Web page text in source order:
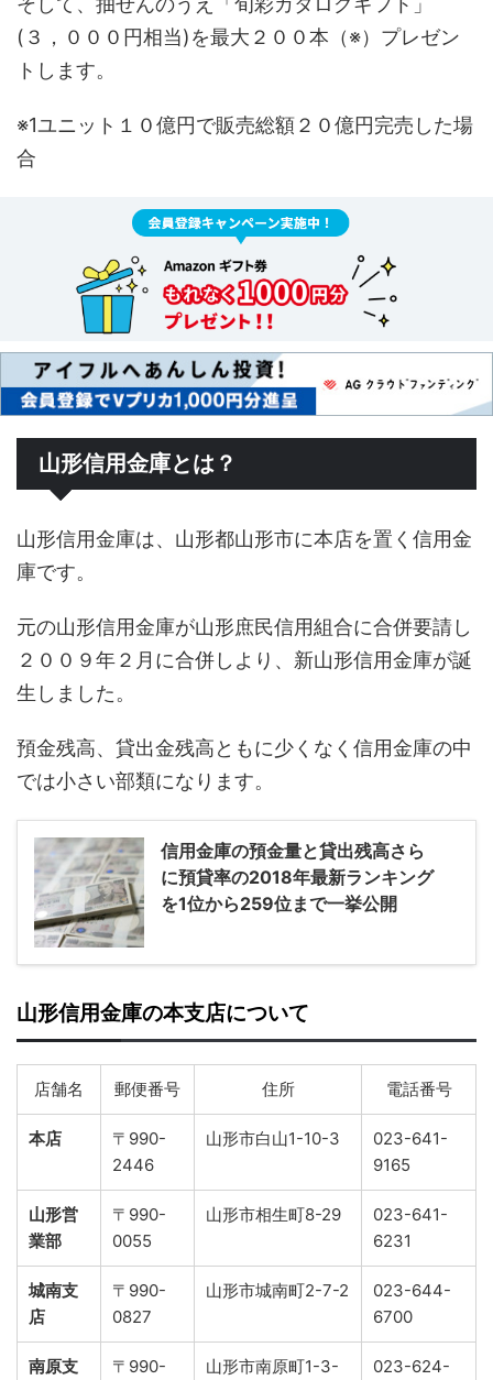
(３，０００円相当)を最大２００本（※）プレゼン
トします。
※1ユニット１０億円で販売総額２０億円完売した場
合
山形信用金庫とは？
山形信用金庫は、山形都山形市に本店を置く信用金
庫です。
元の山形信用金庫が山形庶民信用組合に合併要請し
２００９年２月に合併しより、新山形信用金庫が誕
生しました。
預金残高、貸出金残高ともに少くなく信用金庫の中
では小さい部類になります。
信用金庫の預金量と貸出残高さら
に預貸率の2018年最新ランキング
を1位から259位まで一挙公開
山形信用金庫の本支店について
店舗名 郵便番号 住所 電話番号
本店
〒990-
2446
山形市白山1-10-3
023-641-
9165
山形営
業部
〒990-
0055
山形市相生町8-29
023-641-
6231
城南支
店
〒990-
0827
山形市城南町2-7-2
023-644-
6700
南原支
〒990-
山形市南原町1-3-
023-624-